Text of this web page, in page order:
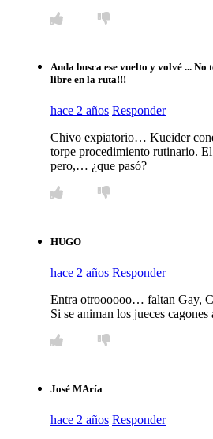
Anda busca ese vuelto y volvé ... No
libre en la ruta!!!
hace 2 años Responder
Chivo expiatorio… Kueider
torpe procedimiento rutinario.
pero,… ¿que pasó?
HUGO
hace 2 años Responder
Entra otroooooo… faltan Gay,
Si se animan los jueces cagones
José MAría
hace 2 años Responder